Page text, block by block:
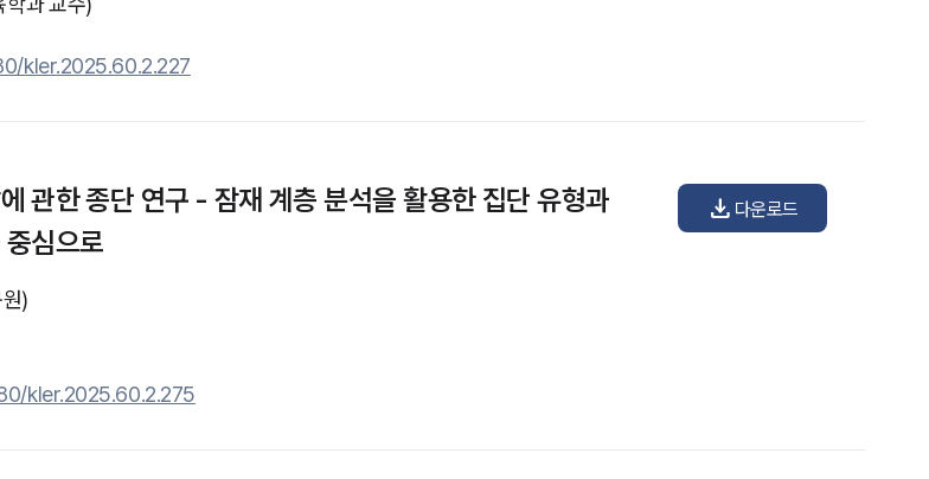
kler.2025.60.2.227
관한 종단 연구 - 잠재 계층 분석을 활용한 집단 유형과
심으로
다운로드
download
)
kler.2025.60.2.275